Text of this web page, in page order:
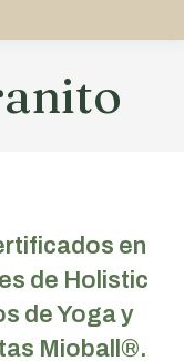
en
de Holistic
de Yoga y
Mioball®.